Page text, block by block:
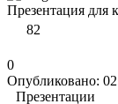
Презентация для
82
0
Опубликовано:
Презентации